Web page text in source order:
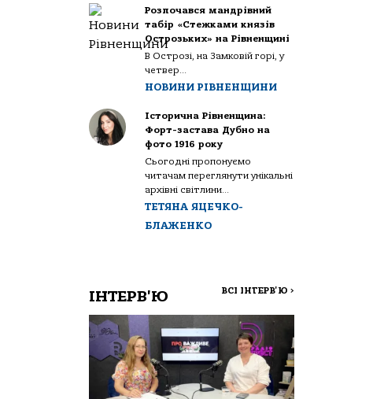
Розпочався мандрівний
табір «Стежками князів
Острозьких» на Рівненщині
В Острозі, на Замковій горі, у
четвер...
НОВИНИ РІВНЕНЩИНИ
Історична Рівненщина:
Форт-застава Дубно на
фото 1916 року
Сьогодні пропонуємо
читачам переглянути унікальні
архівні світлини...
ТЕТЯНА ЯЦЕЧКО-
БЛАЖЕНКО
ІНТЕРВ'Ю ВСІ ІНТЕРВ'Ю >